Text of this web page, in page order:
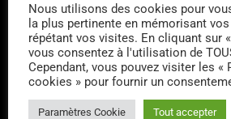
Louis King
Harry Lavital
Nous utilisons des cookies pour
la plus pertinente en mémorisant
répétant vos visites. En cliquant sur
vous consentez à l'utilisation de
Cependant, vous pouvez visiter les «
cookies » pour fournir un
Paramètres Cookie Tout accepter